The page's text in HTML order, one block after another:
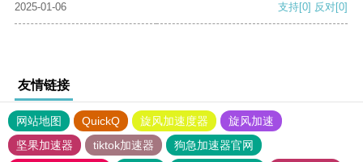
2025-01-06 支持[0] 反对[0]
友情链接
网站地图 QuickQ 旋风加速度器
旋风加速
坚果加速器
tiktok加速器
狗急加速器官网